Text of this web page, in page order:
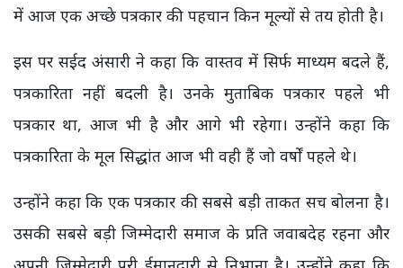
में आज एक अच्छे पत्रकार की पहचान किन मूल्यों से तय होती है।
इस पर सईद अंसारी ने कहा कि वास्तव में सिर्फ माध्यम बदले हैं,
पत्रकारिता नहीं बदली है। उनके मुताबिक पत्रकार पहले भी
पत्रकार था, आज भी है और आगे भी रहेगा। उन्होंने कहा कि
पत्रकारिता के मूल सिद्धांत आज भी वही हैं जो वर्षों पहले थे।
उन्होंने कहा कि एक पत्रकार की सबसे बड़ी ताकत सच बोलना है।
उसकी सबसे बड़ी जिम्मेदारी समाज के प्रति जवाबदेह रहना और